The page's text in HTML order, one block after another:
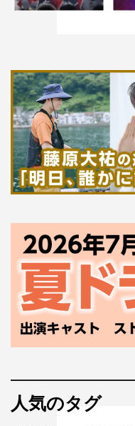
人気のタグ